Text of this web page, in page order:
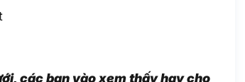
các bạn vào xem thấy hay cho